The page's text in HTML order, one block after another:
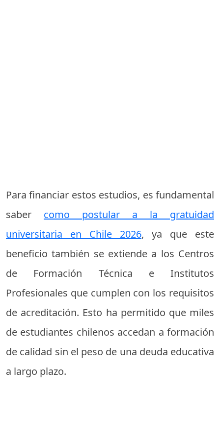
Para financiar estos estudios, es fundamental
saber como postular a la gratuidad
universitaria en Chile 2026, ya que este
beneficio también se extiende a los Centros
de Formación Técnica e Institutos
Profesionales que cumplen con los requisitos
de acreditación. Esto ha permitido que miles
de estudiantes chilenos accedan a formación
de calidad sin el peso de una deuda educativa
a largo plazo.